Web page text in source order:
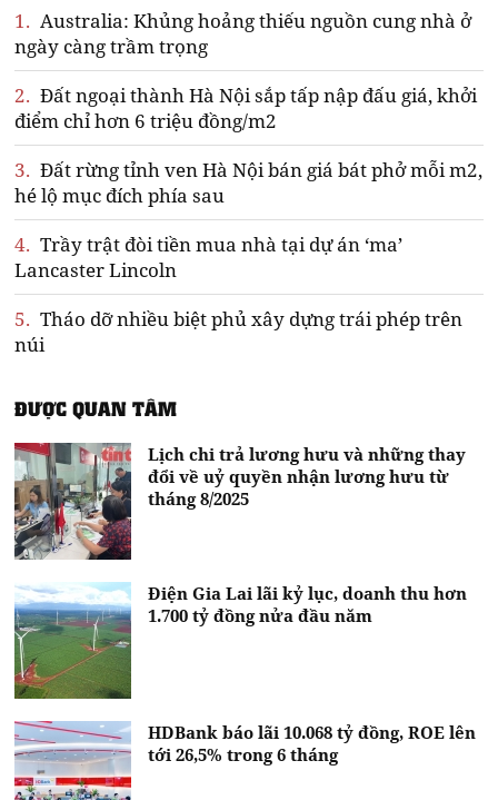
1. Australia: Khủng hoảng thiếu nguồn cung nhà ở
ngày càng trầm trọng
2. Đất ngoại thành Hà Nội sắp tấp nập đấu giá, khởi
điểm chỉ hơn 6 triệu đồng/m2
3. Đất rừng tỉnh ven Hà Nội bán giá bát phở mỗi m2,
hé lộ mục đích phía sau
4. Trầy trật đòi tiền mua nhà tại dự án ‘ma’
Lancaster Lincoln
5. Tháo dỡ nhiều biệt phủ xây dựng trái phép trên
núi
ĐƯỢC QUAN TÂM
Lịch chi trả lương hưu và những thay
đổi về uỷ quyền nhận lương hưu từ
tháng 8/2025
Điện Gia Lai lãi kỷ lục, doanh thu hơn
1.700 tỷ đồng nửa đầu năm
HDBank báo lãi 10.068 tỷ đồng, ROE lên
tới 26,5% trong 6 tháng